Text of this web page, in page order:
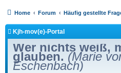
Home Forum Häufig gestellte
Kjh-mov(e)-Portal
Wer nichts weiß,
glauben. (Marie
Eschenbach)